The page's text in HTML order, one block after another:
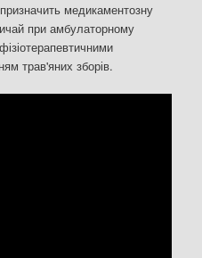
медикаментозну
при амбулаторному
трав'яних зборів.